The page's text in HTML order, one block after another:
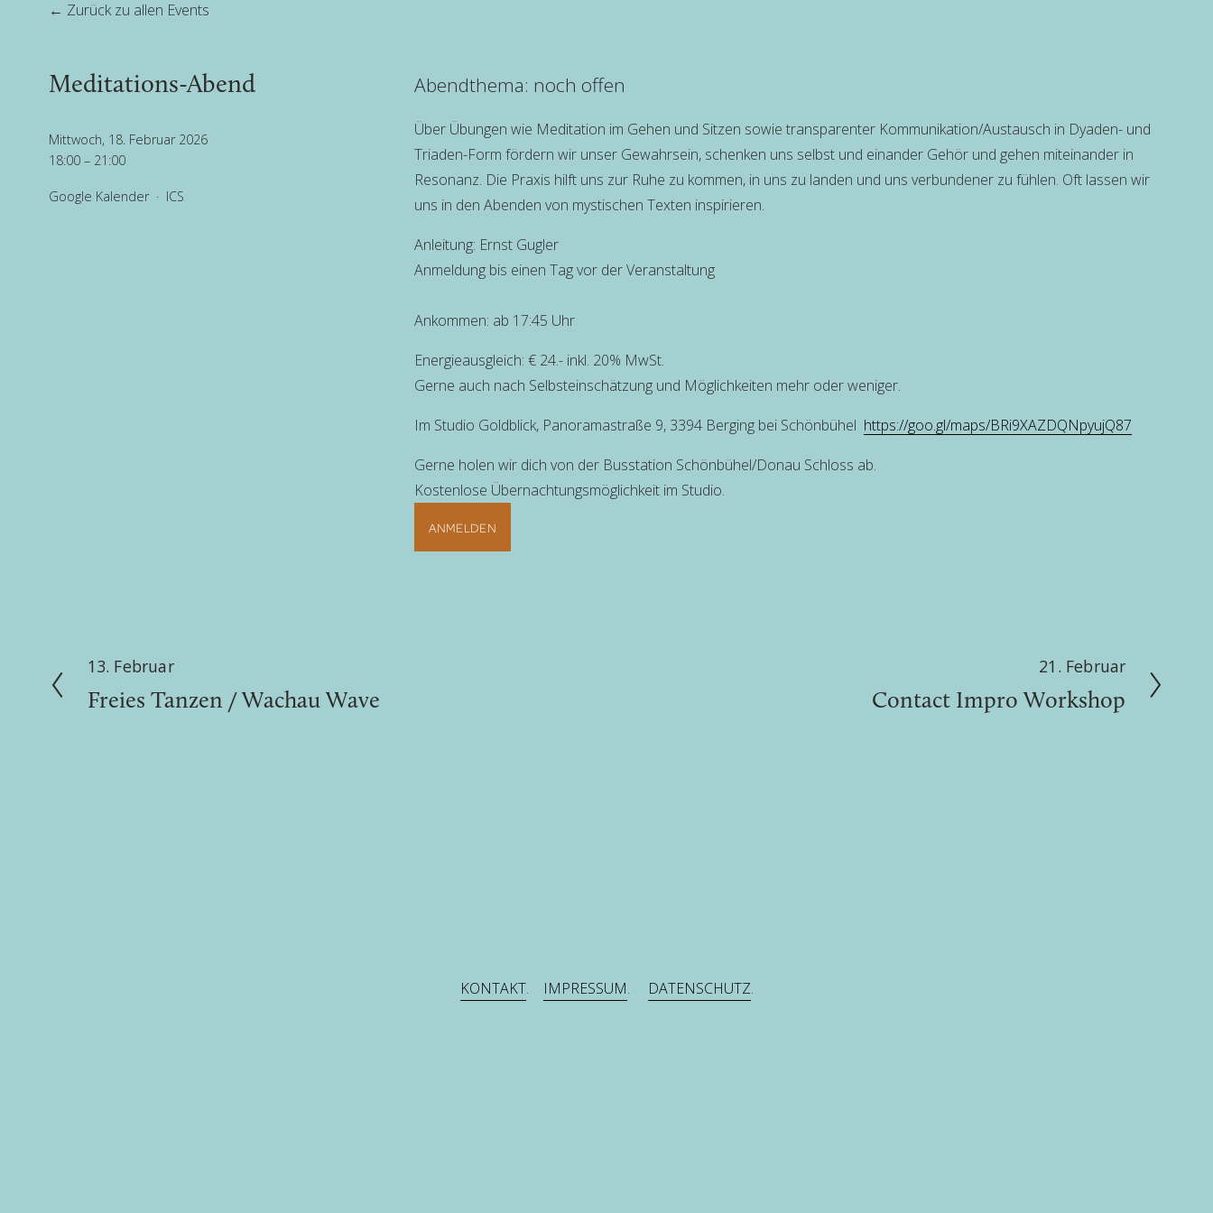
Zurück zu allen Events
Meditations-Abend
Mittwoch, 18. Februar 2026
18:00
21:00
Google Kalender ICS
Abendthema: noch offen
Über Übungen wie Meditation im Gehen und Sitzen sowie transparenter Kommunikation/Austausch in Dyaden- und
Triaden-Form fördern wir unser Gewahrsein, schenken uns selbst und einander Gehör und gehen miteinander in
Resonanz. Die Praxis hilft uns zur Ruhe zu kommen, in uns zu landen und uns verbundener zu fühlen. Oft lassen wir
uns in den Abenden von mystischen Texten inspirieren.
Anleitung: Ernst Gugler
Anmeldung bis einen Tag vor der Veranstaltung
Ankommen: ab 17:45 Uhr
Energieausgleich: € 24.- inkl. 20% MwSt.
Gerne auch nach Selbsteinschätzung und Möglichkeiten mehr oder weniger.
Im Studio Goldblick, Panoramastraße 9, 3394 Berging bei Schönbühel https://goo.gl/maps/BRi9XAZDQNpyujQ87
Gerne holen wir dich von der Busstation Schönbühel/Donau Schloss ab.
Kostenlose Übernachtungsmöglichkeit im Studio.
ANMELDEN
Z
u
13. Februar
Freies Tanzen / Wachau Wave
e
21. Februar
Contact Impro Workshop
KONTAKT. IMPRESSUM. DATENSCHUTZ.